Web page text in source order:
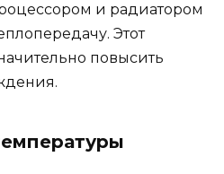
и радиатором
Этот
повысить